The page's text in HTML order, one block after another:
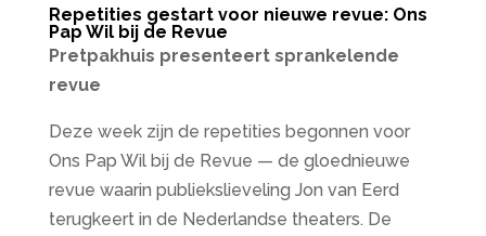
Repetities gestart voor nieuwe revue: Ons
Pap Wil bij de Revue
Pretpakhuis presenteert sprankelende
revue
Deze week zijn de repetities begonnen voor
Ons Pap Wil bij de Revue — de gloednieuwe
revue waarin publiekslieveling Jon van Eerd
terugkeert in de Nederlandse theaters. De